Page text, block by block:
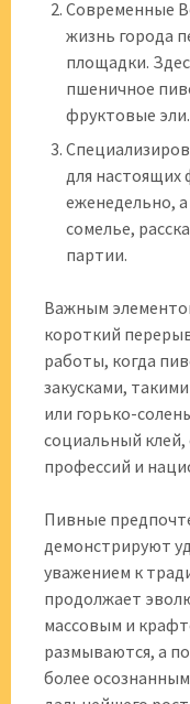
Современные
жизнь города
площадки.
пшеничное
фруктовые эли.
для настоящих
еженедельно,
сомелье,
партии.
Важным
короткий
работы, когда
закусками,
или горько-
социальный
профессий и
Пивные
демонстрируют
уважением к
продолжает
массовым и
размываются, а
более